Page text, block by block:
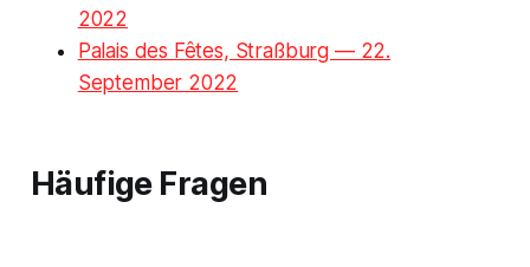
2022
Palais des Fêtes, Straßburg — 22.
September 2022
Häufige Fragen